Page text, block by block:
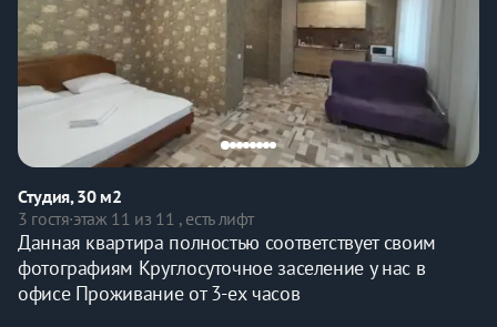
Студия, 30 м2
3 гостя·этаж 11 из 11 , есть лифт
Данная квартира полностью соответствует своим
фотографиям Круглосуточное заселение у нас в
офисе Проживание от 3-ех часов